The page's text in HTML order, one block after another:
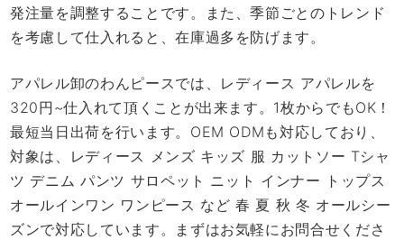
発注量を調整することです。また、季節ごとのトレンド
を考慮して仕入れると、在庫過多を防げます。
アパレル卸のわんピースでは、レディース アパレルを
320円~仕入れて頂くことが出来ます。1枚からでもOK！
最短当日出荷を行います。OEM ODMも対応しており、
対象は、レディース メンズ キッズ 服 カットソー Tシャ
ツ デニム パンツ サロペット ニット インナー トップス
オールインワン ワンピース など 春 夏 秋 冬 オールシー
ズンで対応しています。まずはお気軽にお問合せくださ